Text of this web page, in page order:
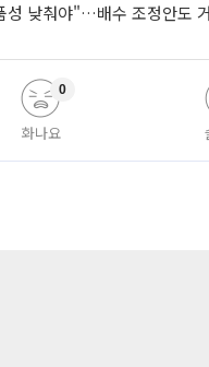
성 낮춰야"…배수 조정안도
화나요
0